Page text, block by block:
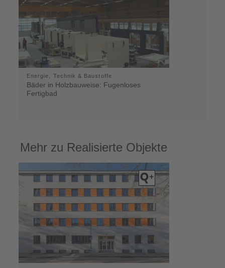
Energie, Technik & Baustoffe
Bäder in Holzbauweise: Fugenloses
Fertigbad
Mehr zu Realisierte Objekte